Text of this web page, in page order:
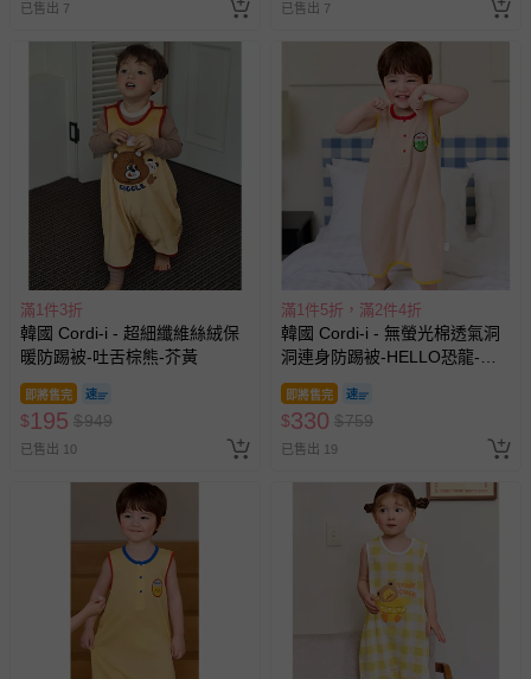
已售出 7 已售出 7
滿1件3折
韓國 Cordi-i - 超細纖維絲絨保
暖防踢被-吐舌棕熊-芥黃
即將售完
$195 $949
已售出 10
滿1件5折，滿2件4折
韓國 Cordi-i - 無螢光棉透氣洞
洞連身防踢被-HELLO恐龍-卡
其
即將售完
$330 $759
已售出 19